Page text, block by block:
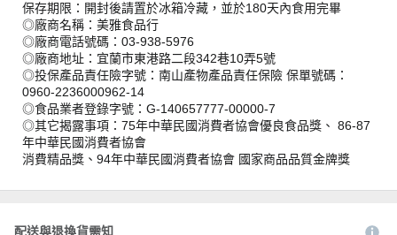
保存期限：開封後請置於冰箱冷藏，並於180天內食用完畢
◎廠商名稱：美雅食品行
◎廠商電話號碼：03-938-5976
◎廠商地址：宜蘭市東港路二段342巷10弄5號
◎投保產品責任險字號：南山產物產品責任保險 保單號碼：
0960-2236000962-14
◎食品業者登錄字號：G-140657777-00000-7
◎其它揭露事項：75年中華民國消費者協會優良食品獎、 86-87
年中華民國消費者協會
消費精品獎、94年中華民國消費者協會 國家商品品質金牌獎
配送與退換貨需知